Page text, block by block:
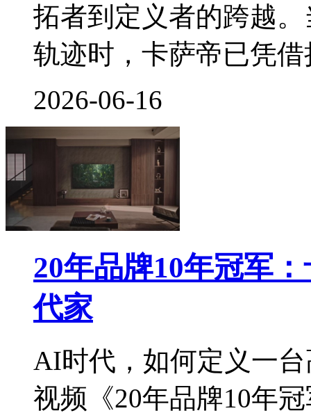
拓者到定义者的跨越
轨迹时，卡萨帝已凭
2026-06-16
20年品牌10年冠军
代家
AI时代，如何定义一
视频《20年品牌10年